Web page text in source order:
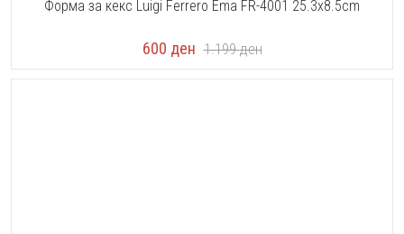
Форма за кекс Luigi Ferrero Ema FR-4001 25.3x8.5cm
600 ден 1.199ден